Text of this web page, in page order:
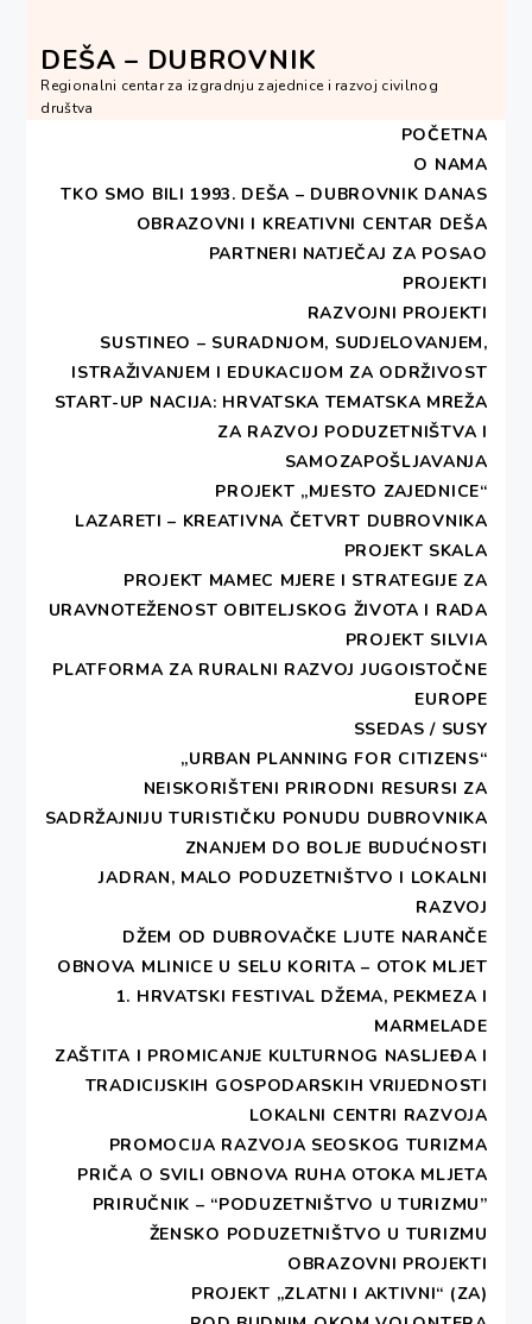
content
DEŠA – DUBROVNIK
Regionalni centar za izgradnju zajednice i razvoj civilnog
društva
POČETNA
O NAMA
TKO SMO BILI 1993. DEŠA – DUBROVNIK DANAS
OBRAZOVNI I KREATIVNI CENTAR DEŠA
PARTNERI NATJEČAJ ZA POSAO
PROJEKTI
RAZVOJNI PROJEKTI
SUSTINEO – SURADNJOM, SUDJELOVANJEM,
ISTRAŽIVANJEM I EDUKACIJOM ZA ODRŽIVOST
START-UP NACIJA: HRVATSKA TEMATSKA MREŽA
ZA RAZVOJ PODUZETNIŠTVA I
SAMOZAPOŠLJAVANJA
PROJEKT „MJESTO ZAJEDNICE“
LAZARETI – KREATIVNA ČETVRT DUBROVNIKA
PROJEKT SKALA
PROJEKT MAMEC MJERE I STRATEGIJE ZA
URAVNOTEŽENOST OBITELJSKOG ŽIVOTA I RADA
PROJEKT SILVIA
PLATFORMA ZA RURALNI RAZVOJ JUGOISTOČNE
EUROPE
SSEDAS / SUSY
„URBAN PLANNING FOR CITIZENS“
NEISKORIŠTENI PRIRODNI RESURSI ZA
SADRŽAJNIJU TURISTIČKU PONUDU DUBROVNIKA
ZNANJEM DO BOLJE BUDUĆNOSTI
JADRAN, MALO PODUZETNIŠTVO I LOKALNI
RAZVOJ
DŽEM OD DUBROVAČKE LJUTE NARANČE
OBNOVA MLINICE U SELU KORITA – OTOK MLJET
1. HRVATSKI FESTIVAL DŽEMA, PEKMEZA I
MARMELADE
ZAŠTITA I PROMICANJE KULTURNOG NASLJEĐA I
TRADICIJSKIH GOSPODARSKIH VRIJEDNOSTI
LOKALNI CENTRI RAZVOJA
PROMOCIJA RAZVOJA SEOSKOG TURIZMA
PRIČA O SVILI OBNOVA RUHA OTOKA MLJETA
PRIRUČNIK – “PODUZETNIŠTVO U TURIZMU”
ŽENSKO PODUZETNIŠTVO U TURIZMU
OBRAZOVNI PROJEKTI
PROJEKT „ZLATNI I AKTIVNI“ (ZA)
SRPANJ
8
12. HRVATSKI FESTIVAL PEKMEZA, DŽEMA I
12. Hrvatski festival
pekmeza, džema i
marmelade u Dubrovniku
PUBLISHED ON8. SRPNJA 2019 BYDESA -
Print 🖨 PDF 📄
s velikim zadovoljstvom Vas obavještavamo da će
seod 27. do 29. rujna 2019. održati 12.
Hrvatski festival pekmeza, džema i
marmelade u Dubrovniku,koji organiziraju udruga
DEŠA – Dubrovnik i Deša Pro d.o.o. u suradnji s
Hrvatskom gospodarskom komorom – županijskom
komorom Dubrovnik. Cilj Festivala je promovirati i
profilirati hrvatski autohtoni gastro proizvod.
Manifestacija će se, sada već tradicionalno, održati
na Stradunu, ispred crkve sv. Vlaha gdje će izlagači
iz svih krajeva Hrvatske predstaviti svoje proizvode
posjetiteljima i ugostiteljima Dubrovnika.
Koristimo ovu prigodupozvati Vas da svojim
sudjelovanjem na Festivalu uveličate ovaj
Festivalom želimo promovirati ne samo
male proizvođače već i bogatstvo i raznolikost
kulturne baštine različitih krajeva naše zemljestoga
bismo željeli napomenuti da je sudjelovanje u